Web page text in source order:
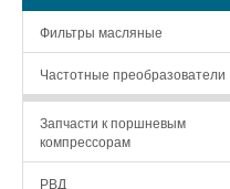
Фильтры масляные
Частотные преобразователи
Запчасти к поршневым
компрессорам
РВД